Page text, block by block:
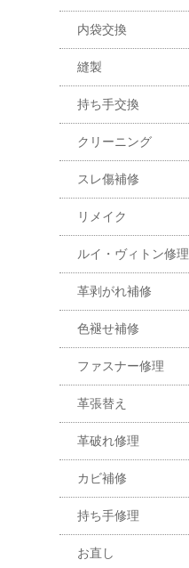
内袋交換
縫製
持ち手交換
クリーニング
スレ傷補修
リメイク
ルイ・ヴィトン修理
革剥がれ補修
色褪せ補修
ファスナー修理
革張替え
革破れ修理
カビ補修
持ち手修理
お直し